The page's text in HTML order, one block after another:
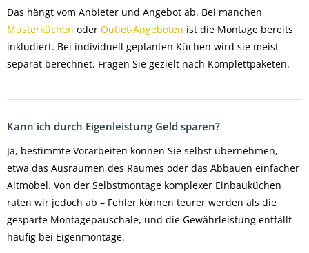
Das hängt vom Anbieter und Angebot ab. Bei manchen
Musterküchen oder Outlet-Angeboten ist die Montage bereits
inkludiert. Bei individuell geplanten Küchen wird sie meist
separat berechnet. Fragen Sie gezielt nach Komplettpaketen.
Kann ich durch Eigenleistung Geld sparen?
Ja, bestimmte Vorarbeiten können Sie selbst übernehmen,
etwa das Ausräumen des Raumes oder das Abbauen einfacher
Altmöbel. Von der Selbstmontage komplexer Einbauküchen
raten wir jedoch ab – Fehler können teurer werden als die
gesparte Montagepauschale, und die Gewährleistung entfällt
häufig bei Eigenmontage.